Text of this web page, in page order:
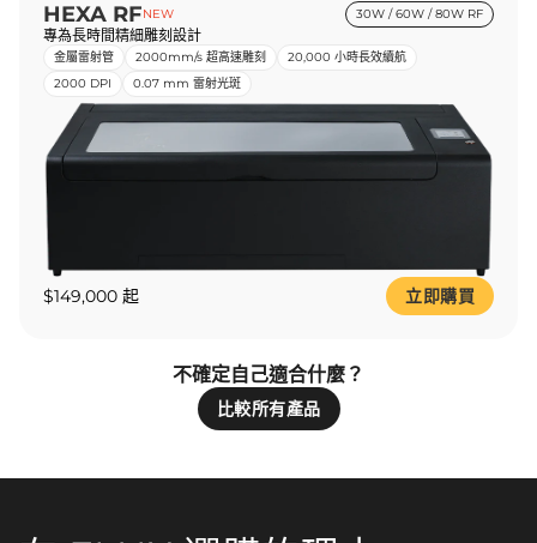
HEXA RFNEW 30W / 60W / 80W RF
專為長時間精細雕刻設計
金屬雷射管 2000mm/s 超高速雕刻
20,000 小時長效續航
2000 DPI
0.07 mm 雷射光斑
$149,000 起 立即購買
不確定自己適合什麼？
比較所有產品